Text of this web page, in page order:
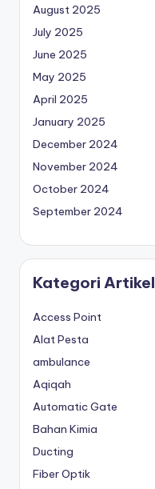
August 2025
July 2025
June 2025
May 2025
April 2025
January 2025
December 2024
November 2024
October 2024
September 2024
Kategori Artikel
Access Point
Alat Pesta
ambulance
Aqiqah
Automatic Gate
Bahan Kimia
Ducting
Fiber Optik